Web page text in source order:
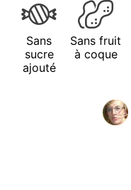
Sans
sucre
ajouté
Sans fruit
à coque